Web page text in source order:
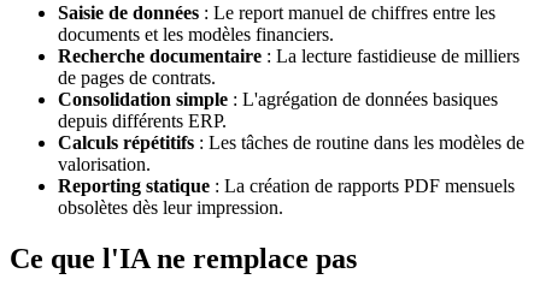
Saisie de données : Le report manuel de chiffres entre les
documents et les modèles financiers.
Recherche documentaire : La lecture fastidieuse de milliers
de pages de contrats.
Consolidation simple : L'agrégation de données basiques
depuis différents ERP.
Calculs répétitifs : Les tâches de routine dans les modèles de
valorisation.
Reporting statique : La création de rapports PDF mensuels
obsolètes dès leur impression.
Ce que l'IA ne remplace pas